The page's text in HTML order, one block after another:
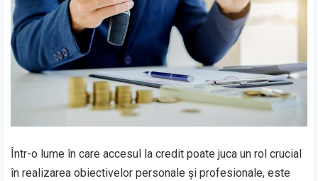
Într-o lume în care accesul la credit poate juca un rol crucial
în realizarea obiectivelor personale și profesionale, este